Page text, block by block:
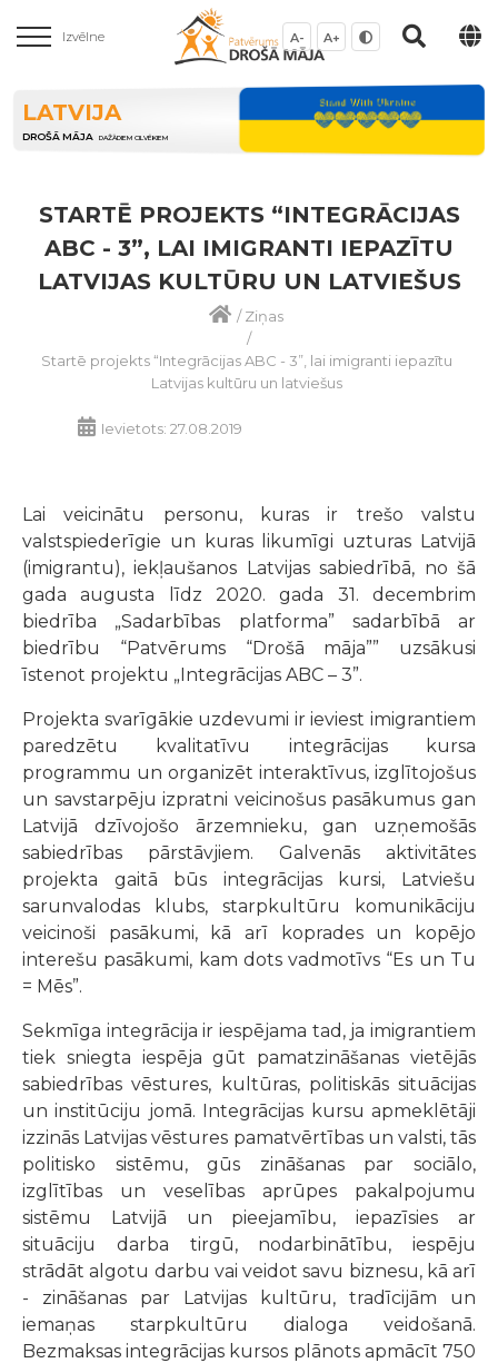
Izvēlne A- A+
LATVIJA
DROŠĀ MĀJA DAŽĀDIEM CILVĒKIEM
STARTĒ PROJEKTS “INTEGRĀCIJAS
ABC - 3”, LAI IMIGRANTI IEPAZĪTU
LATVIJAS KULTŪRU UN LATVIEŠUS
/Ziņas
/
Startē projekts “Integrācijas ABC - 3”, lai imigranti iepazītu
Latvijas kultūru un latviešus
Ievietots: 27.08.2019
Lai veicinātu personu, kuras ir trešo valstu
valstspiederīgie un kuras likumīgi uzturas Latvijā
(imigrantu), iekļaušanos Latvijas sabiedrībā, no šā
gada augusta līdz 2020. gada 31. decembrim
biedrība „Sadarbības platforma” sadarbībā ar
biedrību “Patvērums “Drošā māja”” uzsākusi
īstenot projektu „Integrācijas ABC – 3”.
Projekta svarīgākie uzdevumi ir ieviest imigrantiem
paredzētu kvalitatīvu integrācijas kursa
programmu un organizēt interaktīvus, izglītojošus
un savstarpēju izpratni veicinošus pasākumus gan
Latvijā dzīvojošo ārzemnieku, gan uzņemošās
sabiedrības pārstāvjiem. Galvenās aktivitātes
projekta gaitā būs integrācijas kursi, Latviešu
sarunvalodas klubs, starpkultūru komunikāciju
veicinoši pasākumi, kā arī koprades un kopējo
interešu pasākumi, kam dots vadmotīvs “Es un Tu
= Mēs”.
Sekmīga integrācija ir iespējama tad, ja imigrantiem
tiek sniegta iespēja gūt pamatzināšanas vietējās
sabiedrības vēstures, kultūras, politiskās situācijas
un institūciju jomā. Integrācijas kursu apmeklētāji
izzinās Latvijas vēstures pamatvērtības un valsti, tās
politisko sistēmu, gūs zināšanas par sociālo,
izglītības un veselības aprūpes pakalpojumu
sistēmu Latvijā un pieejamību, iepazīsies ar
situāciju darba tirgū, nodarbinātību, iespēju
strādāt algotu darbu vai veidot savu biznesu, kā arī
- zināšanas par Latvijas kultūru, tradīcijām un
iemaņas starpkultūru dialoga veidošanā.
Bezmaksas integrācijas kursos plānots apmācīt 750